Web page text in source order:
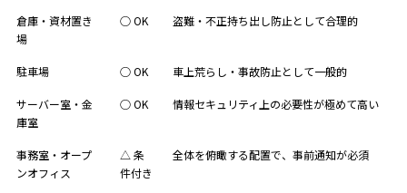
倉庫・資材置き
場
○ OK 盗難・不正持ち出し防止として合理的
駐車場 ○ OK 車上荒らし・事故防止として一般的
サーバー室・金
庫室
○ OK 情報セキュリティ上の必要性が極めて高い
事務室・オープ
ンオフィス
△ 条
件付き
全体を俯瞰する配置で、事前通知が必須